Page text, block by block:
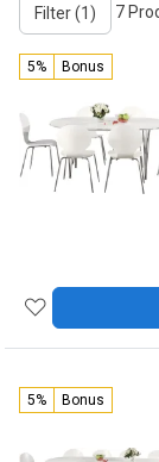
Filter (1) 7
5% Bonus
5% Bonus